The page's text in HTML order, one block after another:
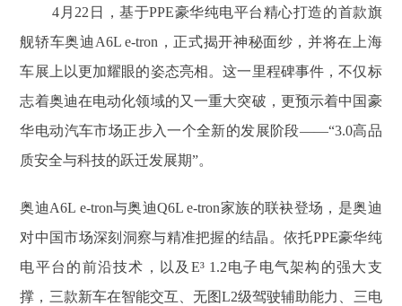
4月22日，基于PPE豪华纯电平台精心打造的首款旗
舰轿车奥迪A6L e-tron，正式揭开神秘面纱，并将在上海
车展上以更加耀眼的姿态亮相。这一里程碑事件，不仅标
志着奥迪在电动化领域的又一重大突破，更预示着中国豪
华电动汽车市场正步入一个全新的发展阶段——“3.0高品
质安全与科技的跃迁发展期”。
奥迪A6L e-tron与奥迪Q6L e-tron家族的联袂登场，是奥迪
对中国市场深刻洞察与精准把握的结晶。依托PPE豪华纯
电平台的前沿技术，以及E³ 1.2电子电气架构的强大支
撑，三款新车在智能交互、无图L2级驾驶辅助能力、三电